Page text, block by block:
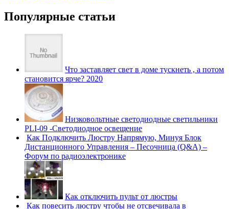
Популярные статьи
Что заставляет свет в доме тускнеть , а потом
становится ярче? 2020
Низковольтные светодиодные светильники
PLI-09 -Светодиодное освещение
Как Подключить Люстру Напрямую, Минуя Блок
Дистанционного Управления – Песочница (Q&A) –
Форум по радиоэлектронике
Как отключить пульт от люстры
Как повесить люстру чтобы не отсвечивала в